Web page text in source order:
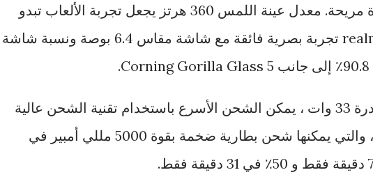
90 هرتز لتجربة مشاهدة مريحة. معدل عينة اللمس 360 هرتز يجعل تجربة الألعاب تبدو
سلسة للغاية يوفر realme 9 تجربة بصرية فائقة مع شاشة مقاس 6.4 بوصة ونسبة شاشة
بفضل الشحن القوي بقدرة 33 وات ، يمكن الشحن الأسرع باستخدام تقنية الشحن عالية
الجهد والتيار المنخفض ، والتي يمكنها شحن بطارية ضخمة بقوة 5000 مللي أمبير في